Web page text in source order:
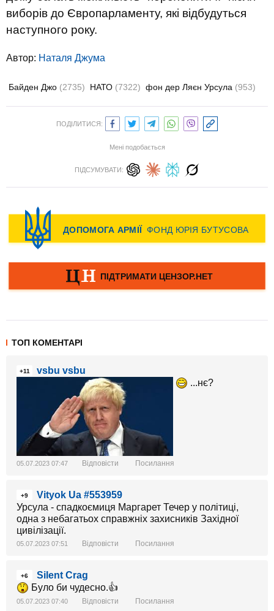
виборів до Європарламенту, які відбудуться
наступного року.
Автор: Наталя Джума
Байден Джо (2735) НАТО (7322) фон дер Ляєн Урсула (953)
ПОДІЛИТИСЯ:
Мені подобається
ПІДСУМУВАТИ:
ТОП КОМЕНТАРІ
+11
vsbu vsbu
...нє?
05.07.2023 07:47 Відповісти Посилання
+9
Vityok Ua #553959
Урсула - спадкоємиця Маргарет Течер у політиці,
одна з небагатьох справжніх захисників Західної
цивілізації.
05.07.2023 07:51 Відповісти Посилання
+6
Silent Crag
Було би чудесно.👍
05.07.2023 07:40 Відповісти Посилання